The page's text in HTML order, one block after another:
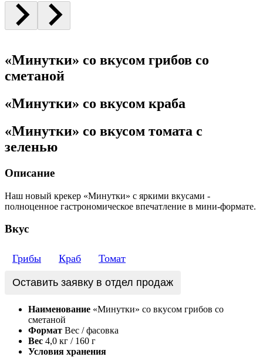
«Минутки» со вкусом грибов со
сметаной
«Минутки» со вкусом краба
«Минутки» со вкусом томата с
зеленью
Описание
Наш новый крекер «Минутки» с яркими вкусами -
полноценное гастрономическое впечатление в мини-формате.
Вкус
Грибы Краб Томат
Оставить заявку в отдел продаж
Наименование «Минутки» со вкусом грибов со
сметаной
Формат Вес / фасовка
Вес 4,0 кг / 160 г
Условия хранения